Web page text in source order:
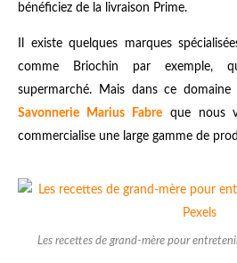
bénéficiez de la livraison Prime.
Il existe quelques marques
comme Briochin par exemple,
supermarché. Mais dans ce
Savonnerie Marius Fabreque nous
commercialise une large gamme de
Les recettes de grand-mère pour